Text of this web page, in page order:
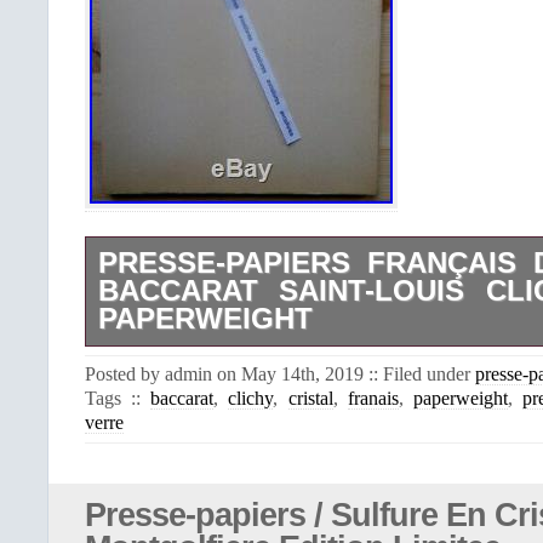
PRESSE-PAPIERS FRANÇAIS
BACCARAT SAINT-LOUIS
PAPERWEIGHT
documentation. 22 planches HT
Bilingue : français et anglais. LES
FRANCAISE DE CRISTAL. Art
est la propriété de avoslivres.
copier. Format : 24,1 x 18,8 cm –
Posted by admin on May 14th, 2019 :: Filed underpresse-
Tags ::baccarat,clichy, cristal, franais, paperweight,
verre
Presse-papiers / Sulfure En